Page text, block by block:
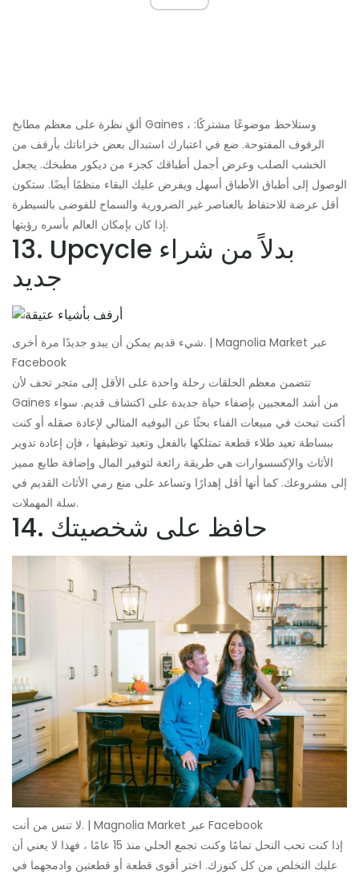
ألقِ نظرة على معظم مطابخ Gaines ، وستلاحظ موضوعًا مشتركًا:
الرفوف المفتوحة. ضع في اعتبارك استبدال بعض خزاناتك بأرفف من
الخشب الصلب وعرض أجمل أطباقك كجزء من ديكور مطبخك. يجعل
الوصول إلى أطباق الأطباق أسهل ويفرض عليك البقاء منظمًا أيضًا. ستكون
أقل عرضة للاحتفاظ بالعناصر غير الضرورية والسماح للفوضى بالسيطرة
إذا كان بإمكان العالم بأسره رؤيتها.
13. Upcycle بدلاً من شراء
جديد
شيء قديم يمكن أن يبدو جديدًا مرة أخرى. | Magnolia Market عبر
Facebook
تتضمن معظم الحلقات رحلة واحدة على الأقل إلى متجر تحف لأن
Gaines من أشد المعجبين بإضفاء حياة جديدة على اكتشاف قديم. سواء
أكنت تبحث في مبيعات الفناء بحثًا عن البوفيه المثالي لإعادة صقله أو كنت
ببساطة تعيد طلاء قطعة تمتلكها بالفعل وتعيد توظيفها ، فإن إعادة تدوير
الأثاث والإكسسوارات هي طريقة رائعة لتوفير المال وإضافة طابع مميز
إلى مشروعك. كما أنها أقل إهدارًا وتساعد على منع رمي الأثاث القديم في
سلة المهملات.
14. حافظ على شخصيتك
لا تنس من أنت. | Magnolia Market عبر Facebook
إذا كنت تحب النحل تمامًا وكنت تجمع الحلي منذ 15 عامًا ، فهذا لا يعني أن
عليك التخلص من كل كنوزك. اختر أقوى قطعة أو قطعتين وادمجهما في